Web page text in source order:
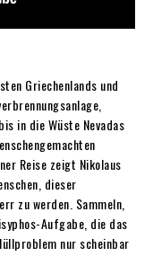
Griechenlands und
in die Wüste Nevadas
Reise zeigt Nikolaus
dieser
zu werden. Sammeln,
Aufgabe, die das
nur scheinbar